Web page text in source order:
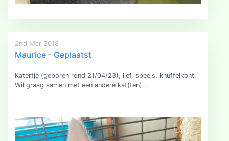
2nd Mar 2018
Maurice - Geplaatst
Katertje (geboren rond 21/04/23), lief, speels, knuffelkont.
Wil graag samen met een andere kat(ten)...